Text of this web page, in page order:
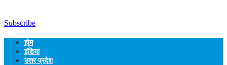
Subscribe
होम
इंडिया
उत्तर प्रदेश